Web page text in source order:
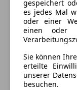
gespeichert
es jedes Mal
oder einer
einen oder
Sie können
erteilte
unserer
besuchen.